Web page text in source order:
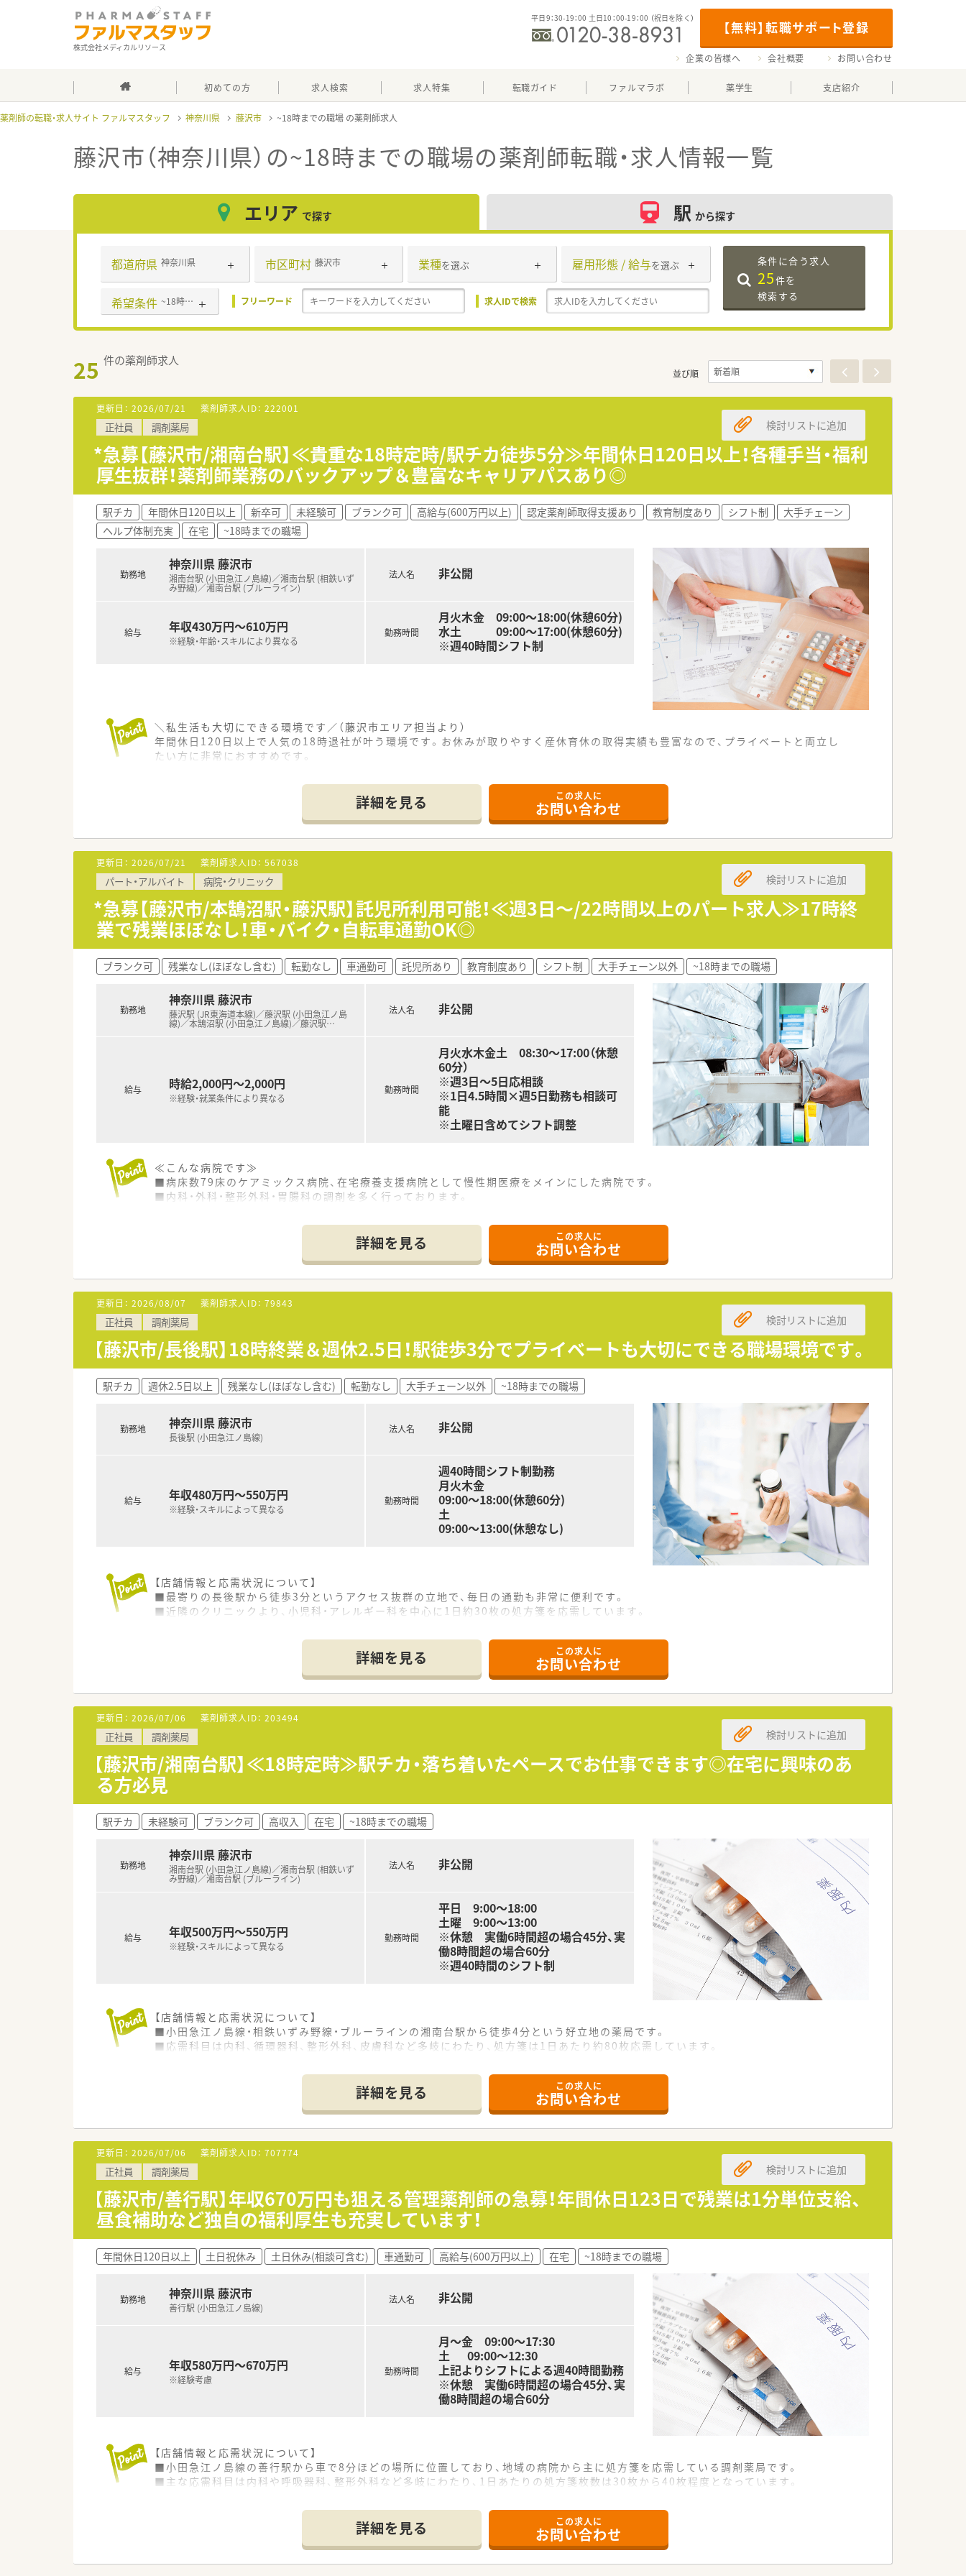
株式会社メディカルリソース
【無料】転職サポート登録
平日9：30-19：00 土日10：00-19：00 （祝日を除く）
企業の皆様へ 会社概要 お問い合わせ
初めての方 求人検索 求人特集 転職ガイド ファルマラボ 薬学生 支店紹介
薬剤師の転職・求人サイト ファルマスタッフ 神奈川県 藤沢市 ~18時までの職場
藤沢市（神奈川県）の~18時までの職場の薬剤師転職・求人情報一覧
エリア で探す 駅 から探す
都道府県 神奈川県 市区町村 藤沢市 業種を選ぶ 雇用形態 / 給与を選ぶ
希望条件 ~18時までの職場 フリーワード 求人IDで検索
条件に合う求人
25件を
検索する
25 件の薬剤師求人
並び順
更新日： 2026/07/21 薬剤師求人ID： 222001
正社員 調剤薬局
*急募【藤沢市/湘南台駅】≪貴重な18時定時/駅チカ徒歩5分≫年間休日120日以上！各種手当・福利
厚生抜群！薬剤師業務のバックアップ＆豊富なキャリアパスあり◎
検討リストに追加
駅チカ 年間休日120日以上 新卒可 未経験可 ブランク可 高給与(600万円以上) 認定薬剤師取得支援あり 教育制度あり シフト制
大手チェーン
ヘルプ体制充実
在宅 ~18時までの職場
勤務地
神奈川県 藤沢市
湘南台駅 (小田急江ノ島線)／湘南台駅 (相鉄いず
み野線)／湘南台駅 (ブルーライン)
給与 年収430万円～610万円
※経験・年齢・スキルにより異なる
法人名 非公開
勤務時間
月火木金 09:00～18:00(休憩60分)
水土 09:00～17:00(休憩60分)
※週40時間シフト制
＼私生活も大切にできる環境です／（藤沢市エリア担当より）
年間休日120日以上で人気の18時退社が叶う環境です。お休みが取りやすく産休育休の取得実績も豊富なので、プライベートと両立し
たい方に非常におすすめです。
■湘南台駅から徒歩5分ほどの通勤に便利な好立地に位置しており、幅広い年齢層の患者さまが来局されます。
■近隣の医療機関より内科や整形外科をはじめとする多岐にわたる科目の処方箋を1日に約150枚応需しています。
■外来調剤に加えて居宅および施設への在宅医療にも積極的に取り組んでおり地域医療に深く貢献しています。
【法人特徴について】
■東証プライム上場企業のグループ会社として全国に広く店舗を展開しており、非常に安定した経営基盤を誇ります。
■最新のシステム導入や作業の機械化を積極的に推進しており、業務効率化と安全性の向上に常に取り組んでいます。
■充実した福利厚生や独自の研修制度を完備しており、従業員一人ひとりが長期的に活躍できる環境を整えています。
【勤務実態について】
■店舗は人気の18時までの営業となっており、土曜日も17時までのため、夕方以降の時間を有効に活用できます。
■一人あたりの処方箋処理枚数は適切に管理されており、過度な負担がかからないよう無理のない勤務体制を敷いています。
■有給休暇の平均取得日数が多く全社的に休みを取りやすい環境であり、産休や育休の取得率も高く働きやすい職場です。
【想定されるキャリアイメージ】
■店舗での実務経験を積んだ後は、ご自身の意欲次第で薬局長やエリアを統括するマネジメント職へのステップアップが可能です。
■薬剤師としての専門性を極める道だけでなく、採用担当や教育担当など幅広いフィールドでの活躍を目指すことができます。
■入社後もキャリアに応じた多彩な研修プログラムが用意されており、継続的なスキルアップと自己成長を実現できる環境です。
詳細を見る この求人に
お問い合わせ
更新日： 2026/07/21 薬剤師求人ID： 567038
パート・アルバイト 病院・クリニック
*急募【藤沢市/本鵠沼駅・藤沢駅】託児所利用可能！≪週3日～/22時間以上のパート求人≫17時終
業で残業ほぼなし！車・バイク・自転車通勤OK◎
検討リストに追加
ブランク可 残業なし(ほぼなし含む) 転勤なし 車通勤可 託児所あり 教育制度あり シフト制 大手チェーン以外 ~18時までの職場
勤務地
神奈川県 藤沢市
藤沢駅 (JR東海道本線)／藤沢駅 (小田急江ノ島
線)／本鵠沼駅 (小田急江ノ島線)／藤沢駅…
給与 時給2,000円～2,000円
※経験・就業条件により異なる
法人名 非公開
勤務時間
月火水木金土 08:30～17:00（休憩
60分）
※週3日～5日応相談
※1日4.5時間×週5日勤務も相談可
能
※土曜日含めてシフト調整
≪こんな病院です≫
■病床数79床のケアミックス病院、在宅療養支援病院として慢性期医療をメインにした病院です。
■内科・外科・整形外科・胃腸科の調剤を多く行っております。
■落ち着いた雰囲気で働きやすい環境が整備されております。
■17時終業で残業はほとんどございません。ご家庭がある方でも安心してご就業いただけます。
■パート勤務の薬剤師様でも託児所の利用が可能です！
≪業務内容≫
■入院患者様の調剤、監査、服薬指導
■注射セットのみ（混注なし）
■持参薬鑑別、持参薬管理
■病棟業務（ご経験及び勤務時間数による）
≪おすすめポイント≫
■週3日～5日、土曜日も含めてシフト調整いたします。
■週22時間程度の勤務になるため、1日4.5時間×週5日のシフトも相談可能です。
■病院経験のある方歓迎いたします。
◆病床数
総病床数:79床（一般病床35床、地域包括ケア病床22床、医療療養病床22床）
◆薬剤師数
薬剤師 常勤1名 パート4名
詳細を見る この求人に
お問い合わせ
更新日： 2026/08/07 薬剤師求人ID： 79843
正社員 調剤薬局
【藤沢市/長後駅】18時終業＆週休2.5日！駅徒歩3分でプライベートも大切にできる職場環境です。
検討リストに追加
駅チカ 週休2.5日以上 残業なし(ほぼなし含む) 転勤なし 大手チェーン以外 ~18時までの職場
勤務地 神奈川県 藤沢市
長後駅 (小田急江ノ島線)
給与 年収480万円～550万円
※経験・スキルによって異なる
法人名 非公開
勤務時間
週40時間シフト制勤務
月火木金
09:00～18:00(休憩60分)
土
09:00～13:00(休憩なし)
【店舗情報と応需状況について】
■最寄りの長後駅から徒歩3分というアクセス抜群の立地で、毎日の通勤も非常に便利です。
■近隣のクリニックより、小児科・アレルギー科を中心に1日約30枚の処方箋を応需しています。
■「マニュアルではなく患者さまに向き合う」という理念のもと、地域に密着した薬局を展開しています。
■M&Aに頼らず、ドクターとの信頼関係を基盤とした自社開発で着実に店舗を拡大中です。
■各店舗の自主性を尊重しており、薬剤師一人ひとりが裁量を持って働くことができる社風です。
【想定されるキャリアイメージ】
■原則として転居を伴う異動はなく、地域のかかりつけ薬剤師としてキャリアを深められます。
■終身雇用を視野に入れた制度設計で、毎年着実に昇給し、安定した将来設計が可能です。
■店舗の裁量権が大きいため、メンバーと協力してより良い薬局づくりに貢献できます。
【こんな方にオススメ】
■18時終業と週休2.5日制の環境で、仕事と私生活のメリハリをつけたい方に最適です。
■これまでの小児科領域の経験を活かし、さらにスキルアップしたいと考えている方におすすめです。
■離職率が低く、転勤もほとんどない安定した環境で、腰を据えて長く働きたい方に適しています。
詳細を見る この求人に
お問い合わせ
更新日： 2026/07/06 薬剤師求人ID： 203494
正社員 調剤薬局
【藤沢市/湘南台駅】≪18時定時≫駅チカ・落ち着いたペースでお仕事できます◎在宅に興味のあ
る方必見
検討リストに追加
駅チカ 未経験可 ブランク可 高収入 在宅 ~18時までの職場
勤務地
神奈川県 藤沢市
湘南台駅 (小田急江ノ島線)／湘南台駅 (相鉄いず
み野線)／湘南台駅 (ブルーライン)
給与 年収500万円～550万円
※経験・スキルによって異なる
法人名 非公開
勤務時間
平日 9:00～18:00
土曜 9:00～13:00
※休憩 実働6時間超の場合45分、実
働8時間超の場合60分
※週40時間のシフト制
【店舗情報と応需状況について】
■小田急江ノ島線・相鉄いずみ野線・ブルーラインの湘南台駅から徒歩4分という好立地の薬局です。
■応需科目は内科、循環器科、整形外科、皮膚科など多岐にわたり、処方箋は1日あたり約80枚応需しています。
■地域医療への貢献を目指す増員募集であり、薬局業界の変化に積極的に関わる主体的な人材を求めています。
■在宅医療への取り組みに抵抗感がなく、業務に対して積極的に考え行動できる経験者を必須としています。
■高いコミュニケーション能力を持ち、患者様への想いを具体的に言語化できる方にご活躍いただきたいです。
【こんな取り組みをしています】
■在宅が多い店舗には一包化監査システムを積極的に導入するなど、業務の効率化を図っています。
■自社の特徴を漫画にまとめてホームページで公開しており、社内の取り組みを発信しています。
■かかりつけ薬剤師や在宅医療への積極的な関わりを通じて、地域医療への貢献を目指しています。
【やりがい/おすすめポイント】
■病院門前で多岐にわたる科目を経験できるため、薬剤師としての知識と経験を深めるやりがいがあります。
■施設在宅に注力している法人で働くことで、これからの地域医療に深く貢献できる点が魅力です。
■経験豊富な薬剤師と共に働くことができ、自身のスキルアップに繋がる指導を受けられる環境です。
詳細を見る この求人に
お問い合わせ
更新日： 2026/07/06 薬剤師求人ID： 707774
正社員 調剤薬局
【藤沢市/善行駅】年収670万円も狙える管理薬剤師の急募！年間休日123日で残業は1分単位支給、
昼食補助など独自の福利厚生も充実しています！
検討リストに追加
年間休日120日以上 土日祝休み 土日休み(相談可含む) 車通勤可 高給与(600万円以上) 在宅 ~18時までの職場
勤務地 神奈川県 藤沢市
善行駅 (小田急江ノ島線)
給与 年収580万円～670万円
※経験考慮
法人名 非公開
勤務時間
月～金 09:00～17:30
土 09:00～12:30
上記よりシフトによる週40時間勤務
※休憩 実働6時間超の場合45分、実
働8時間超の場合60分
【店舗情報と応需状況について】
■小田急江ノ島線の善行駅から車で8分ほどの場所に位置しており、地域の病院から主に処方箋を応需している調剤薬局です。
■主な応需科目は内科や呼吸器科、整形外科など多岐にわたり、1日あたりの処方箋枚数は30枚から40枚程度となっています。
■現職の管理薬剤師が長期休暇を予定しているため、店舗を牽引してくださる新しいリーダー候補を急募にて受け付けております。
■管理薬剤師としての経験は問いませんので、これから店舗運営のスキルを身につけたいという意欲的な方を求めています。
■周囲のスタッフと円滑なコミュニケーションを図り、チームワークを大切にしながら業務に取り組める方を歓迎いたします。
詳細を見る この求人に
お問い合わせ